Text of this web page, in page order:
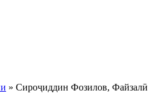
» Сироҷиддин Фозилов,